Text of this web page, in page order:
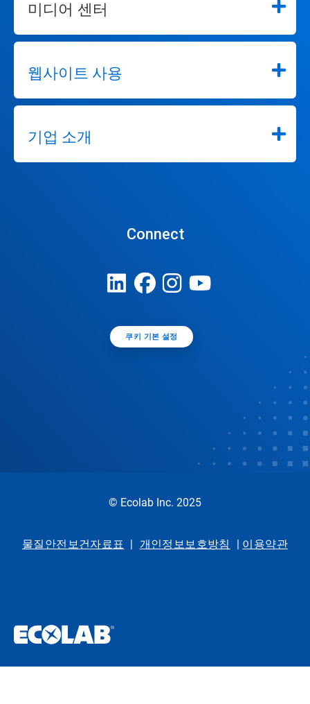
미디어 센터
웹사이트 사용
기업 소개
Connect
쿠키 기본 설정
© Ecolab Inc. 2025
물질안전보건자료표 | 개인정보보호방침 | 이용약관